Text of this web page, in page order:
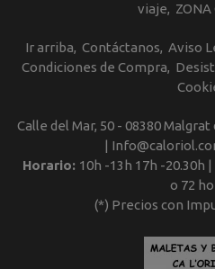
viaje
ZONA
Ir arriba Contáctanos Aviso
Condiciones de Compra
Calle del Mar, 50 - 08380
|
Horario: 10h -13h 17h -20.30h |
o 72
(*) Precios con